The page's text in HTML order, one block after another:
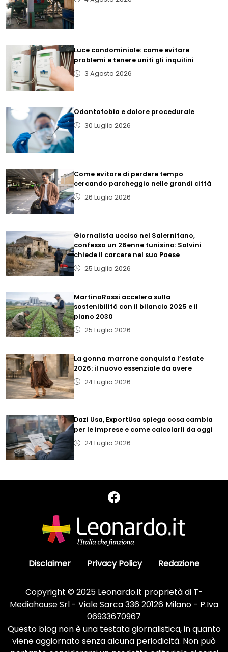
Luce condominiale: come evitare
problemi e tenere uniti gli inquilini
3 Agosto 2026
Odontofobia e dolore procedurale
30 Luglio 2026
Come evitare di perdere tempo
cercando parcheggio nelle grandi città
26 Luglio 2026
Giornalista ucciso nel Salernitano,
confessa un 26enne tunisino: Salvini
chiede il carcere nel suo Paese
25 Luglio 2026
MartinoRossi accelera sulla
sostenibilità con il bilancio 2025 e il
piano 2030
25 Luglio 2026
La gonna marrone conquista l’estate
2026: il nuovo essenziale da avere
24 Luglio 2026
Dazi Usa, ExportUsa spiega cosa cambia
per le imprese e come calcolarli da oggi
24 Luglio 2026
Disclaimer Privacy Policy Redazione
Copyright © 2025 Leonardo.it proprietà di T-
Mediahouse Srl - Viale Sarca 336 20126 Milano - P.Iva
06933670967
Questo blog non è una testata giornalistica, in quanto
viene aggiornato senza alcuna periodicità. Non può